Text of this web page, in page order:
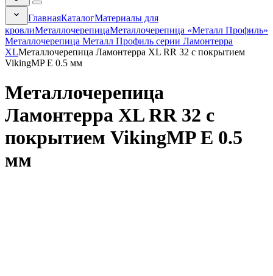
ГлавнаяКаталогМатериалы для
кровлиМеталлочерепицаМеталлочерепица «Металл Профиль»
Металлочерепица Металл Профиль серии Ламонтерра
XLМеталлочерепица Ламонтерра XL RR 32 с покрытием
VikingMP E 0.5 мм
Металлочерепица
Ламонтерра XL RR 32 с
покрытием VikingMP E 0.5
мм